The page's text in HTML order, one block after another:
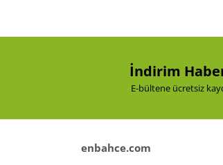
İndirim
E-bültene ücretsiz
enbahce.com